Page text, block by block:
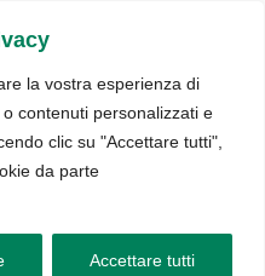
la vostra esperienza di
contenuti personalizzati e
clic su "Accettare tutti",
da parte
Accettare tutti